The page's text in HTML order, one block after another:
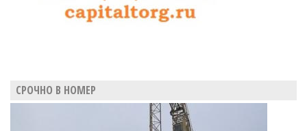
СРОЧНО В НОМЕР